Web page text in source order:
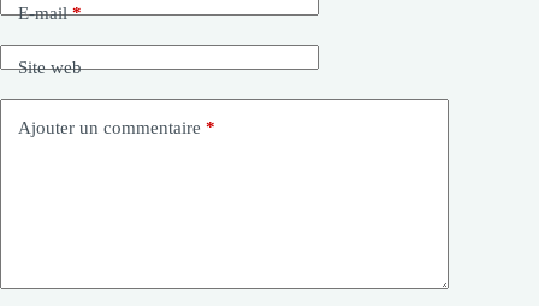
E-mail*
Site web
Ajouter un commentaire *